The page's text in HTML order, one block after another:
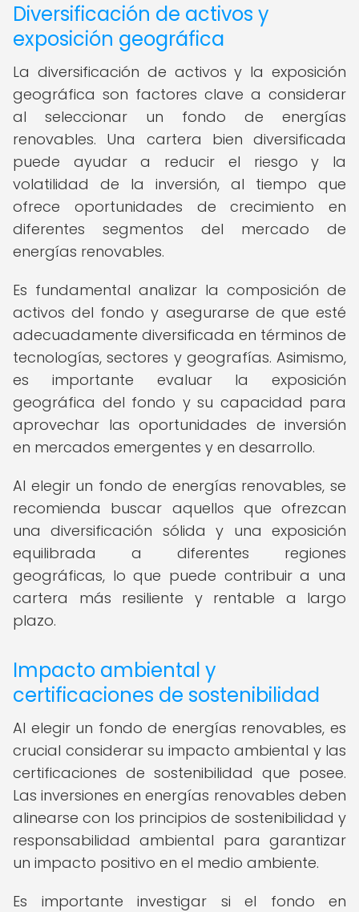
Diversificación de activos y
exposición geográfica
La diversificación de activos y la exposición
geográfica son factores clave a considerar
al seleccionar un fondo de energías
renovables. Una cartera bien diversificada
puede ayudar a reducir el riesgo y la
volatilidad de la inversión, al tiempo que
ofrece oportunidades de crecimiento en
diferentes segmentos del mercado de
energías renovables.
Es fundamental analizar la composición de
activos del fondo y asegurarse de que esté
adecuadamente diversificada en términos de
tecnologías, sectores y geografías. Asimismo,
es importante evaluar la exposición
geográfica del fondo y su capacidad para
aprovechar las oportunidades de inversión
en mercados emergentes y en desarrollo.
Al elegir un fondo de energías renovables, se
recomienda buscar aquellos que ofrezcan
una diversificación sólida y una exposición
equilibrada a diferentes regiones
geográficas, lo que puede contribuir a una
cartera más resiliente y rentable a largo
plazo.
Impacto ambiental y
certificaciones de sostenibilidad
Al elegir un fondo de energías renovables, es
crucial considerar su impacto ambiental y las
certificaciones de sostenibilidad que posee.
Las inversiones en energías renovables deben
alinearse con los principios de sostenibilidad y
responsabilidad ambiental para garantizar
un impacto positivo en el medio ambiente.
Es importante investigar si el fondo en